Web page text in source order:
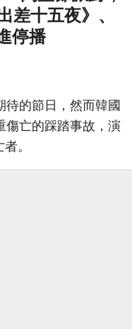
差十五夜》、
停播
的節日，然而韓國
傷亡的踩踏事故，演
。